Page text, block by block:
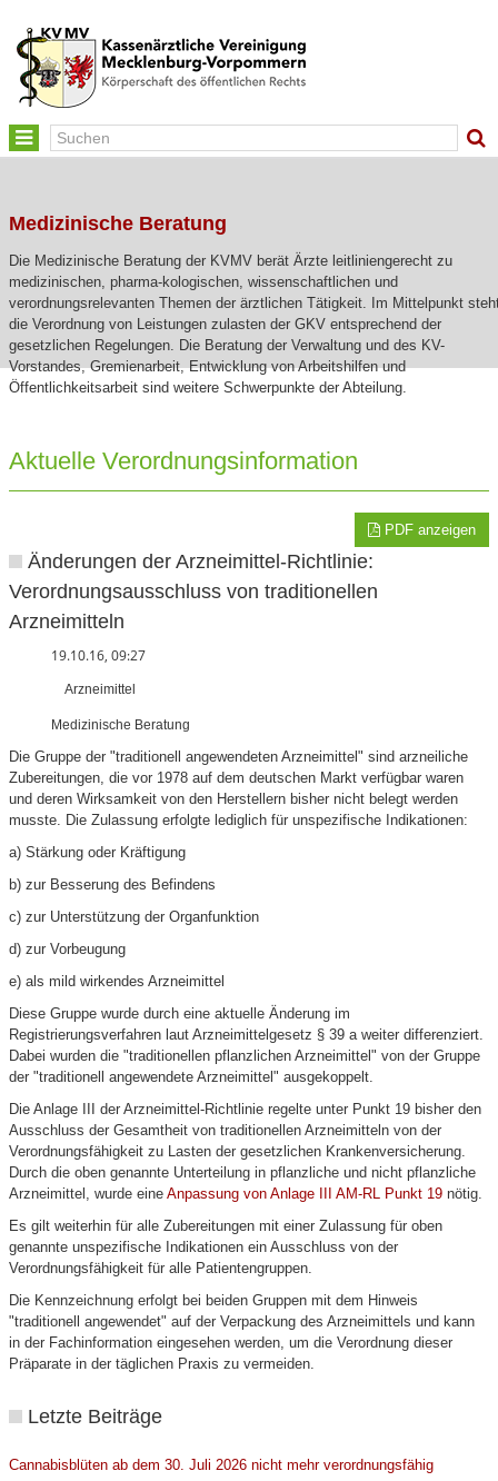
Toggle
navigation
Medizinische Beratung
Die Medizinische Beratung der KVMV berät Ärzte leitliniengerecht zu
medizinischen, pharma-kologischen, wissenschaftlichen und
verordnungsrelevanten Themen der ärztlichen Tätigkeit. Im Mittelpunkt
die Verordnung von Leistungen zulasten der GKV entsprechend der
gesetzlichen Regelungen. Die Beratung der Verwaltung und des KV-
Vorstandes, Gremienarbeit, Entwicklung von Arbeitshilfen und
Öffentlichkeitsarbeit sind weitere Schwerpunkte der Abteilung.
Aktuelle Verordnungsinformation
PDF anzeigen
Änderungen der Arzneimittel-Richtlinie:
Verordnungsausschluss von traditionellen
Arzneimitteln
19.10.16, 09:27
Arzneimittel
Medizinische Beratung
Die Gruppe der "traditionell angewendeten Arzneimittel" sind arzneiliche
Zubereitungen, die vor 1978 auf dem deutschen Markt verfügbar waren
und deren Wirksamkeit von den Herstellern bisher nicht belegt werden
musste. Die Zulassung erfolgte lediglich für unspezifische Indikationen:
a) Stärkung oder Kräftigung
b) zur Besserung des Befindens
c) zur Unterstützung der Organfunktion
d) zur Vorbeugung
e) als mild wirkendes Arzneimittel
Diese Gruppe wurde durch eine aktuelle Änderung im
Registrierungsverfahren laut Arzneimittelgesetz § 39 a weiter differenziert.
Dabei wurden die "traditionellen pflanzlichen Arzneimittel" von der Gruppe
der "traditionell angewendete Arzneimittel" ausgekoppelt.
Die Anlage III der Arzneimittel-Richtlinie regelte unter Punkt 19 bisher den
Ausschluss der Gesamtheit von traditionellen Arzneimitteln von der
Verordnungsfähigkeit zu Lasten der gesetzlichen Krankenversicherung.
Durch die oben genannte Unterteilung in pflanzliche und nicht pflanzliche
Arzneimittel, wurde eine Anpassung von Anlage III AM-RL Punkt 19 nötig.
Es gilt weiterhin für alle Zubereitungen mit einer Zulassung für oben
genannte unspezifische Indikationen ein Ausschluss von der
Verordnungsfähigkeit für alle Patientengruppen.
Die Kennzeichnung erfolgt bei beiden Gruppen mit dem Hinweis
"traditionell angewendet" auf der Verpackung des Arzneimittels und kann
in der Fachinformation eingesehen werden, um die Verordnung dieser
Präparate in der täglichen Praxis zu vermeiden.
Letzte Beiträge
Cannabisblüten ab dem 30. Juli 2026 nicht mehr verordnungsfähig